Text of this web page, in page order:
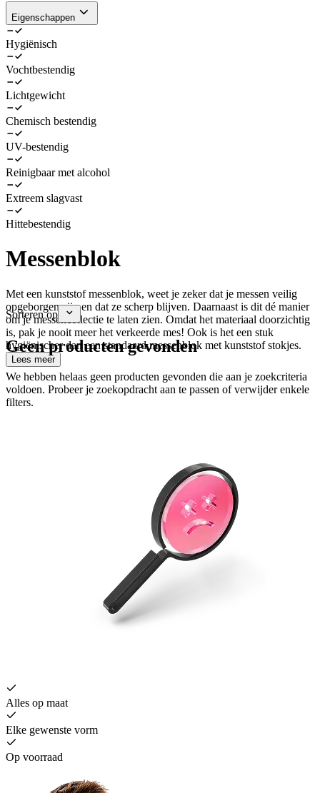
Eigenschappen
Hygiënisch
Vochtbestendig
Lichtgewicht
Chemisch bestendig
UV-bestendig
Reinigbaar met alcohol
Extreem slagvast
Hittebestendig
Messenblok
Met een kunststof messenblok, weet je zeker dat je messen veilig
opgeborgen zijn en dat ze scherp blijven. Daarnaast is dit dé manier
om je messencollectie te laten zien. Omdat het materiaal doorzichtig
is, pak je nooit meer het verkeerde mes! Ook is het een stuk
hygiënischer dan een standaard messenblok met kunststof stokjes.
Lees meer
Sorteren op
Geen producten gevonden
We hebben helaas geen producten gevonden die aan je zoekcriteria
voldoen. Probeer je zoekopdracht aan te passen of verwijder enkele
filters.
Alles op maat
Elke gewenste vorm
Op voorraad